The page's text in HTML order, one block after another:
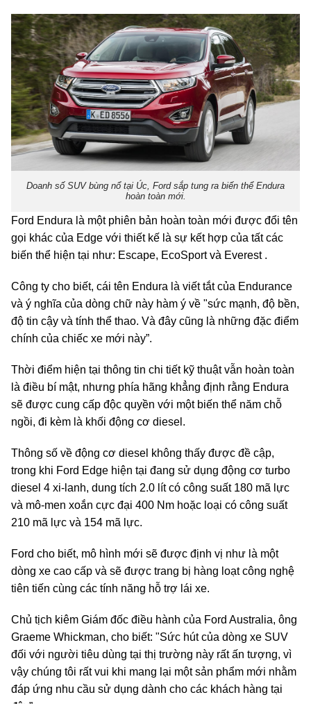
Doanh số SUV bùng nổ tại Úc, Ford sắp tung ra biến thể Endura
hoàn toàn mới.
Ford Endura là một phiên bản hoàn toàn mới được đổi tên
gọi khác của Edge với thiết kế là sự kết hợp của tất các
biến thể hiện tại như: Escape, EcoSport và Everest .
Công ty cho biết, cái tên Endura là viết tắt của Endurance
và ý nghĩa của dòng chữ này hàm ý về "sức mạnh, độ bền,
độ tin cậy và tính thể thao. Và đây cũng là những đặc điểm
chính của chiếc xe mới này”.
Thời điểm hiện tại thông tin chi tiết kỹ thuật vẫn hoàn toàn
là điều bí mật, nhưng phía hãng khẳng định rằng Endura
sẽ được cung cấp độc quyền với một biến thể năm chỗ
ngồi, đi kèm là khối động cơ diesel.
Thông số về động cơ diesel không thấy được đề cập,
trong khi Ford Edge hiện tại đang sử dụng động cơ turbo
diesel 4 xi-lanh, dung tích 2.0 lít có công suất 180 mã lực
và mô-men xoắn cực đại 400 Nm hoặc loại có công suất
210 mã lực và 154 mã lực.
Ford cho biết, mô hình mới sẽ được định vị như là một
dòng xe cao cấp và sẽ được trang bị hàng loạt công nghệ
tiên tiến cùng các tính năng hỗ trợ lái xe.
Chủ tịch kiêm Giám đốc điều hành của Ford Australia, ông
Graeme Whickman, cho biết: "Sức hút của dòng xe SUV
đối với người tiêu dùng tại thị trường này rất ấn tượng, vì
vậy chúng tôi rất vui khi mang lại một sản phẩm mới nhằm
đáp ứng nhu cầu sử dụng dành cho các khách hàng tại